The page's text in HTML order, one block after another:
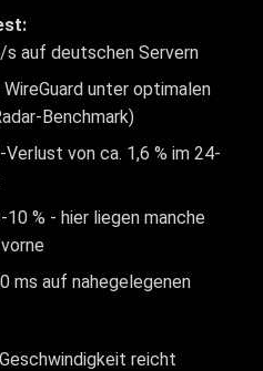
s auf deutschen Servern
unter optimalen
Benchmark)
von ca. 1,6 % im 24-
% - hier liegen manche
ms auf nahegelegenen
reicht